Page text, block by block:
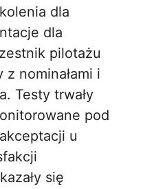
dla
dla
pilotażu
nominałami i
Testy trwały
pod
u
się